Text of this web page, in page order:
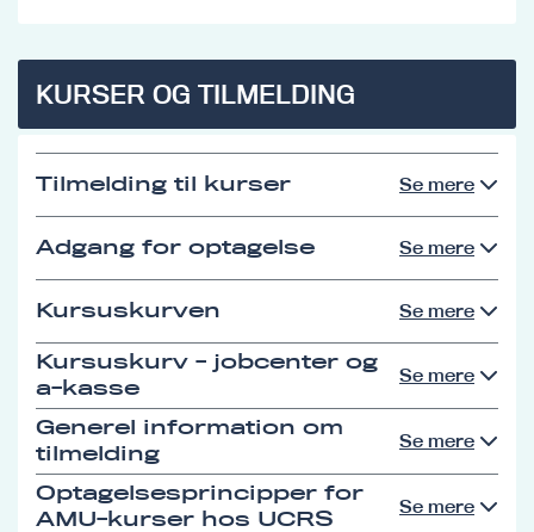
KURSER OG TILMELDING
Tilmelding til kurser Se mere
Adgang for optagelse Se mere
Kursuskurven Se mere
Kursuskurv - jobcenter og
a-kasse
Se mere
Generel information om
tilmelding
Se mere
Optagelsesprincipper for
AMU-kurser hos UCRS
Se mere